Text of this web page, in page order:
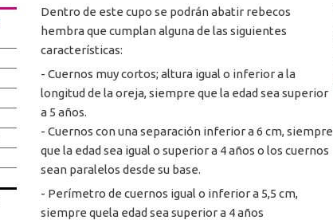
Dentro de este cupo se podrán abatir rebecos
hembra que cumplan alguna de las siguientes
características:
- Cuernos muy cortos; altura igual o inferior a la
longitud de la oreja, siempre que la edad sea superior
a 5 años.
- Cuernos con una separación inferior a 6 cm, siempre
que la edad sea igual o superior a 4 años o los cuernos
sean paralelos desde su base.
- Perímetro de cuernos igual o inferior a 5,5 cm,
siempre quela edad sea superior a 4 años